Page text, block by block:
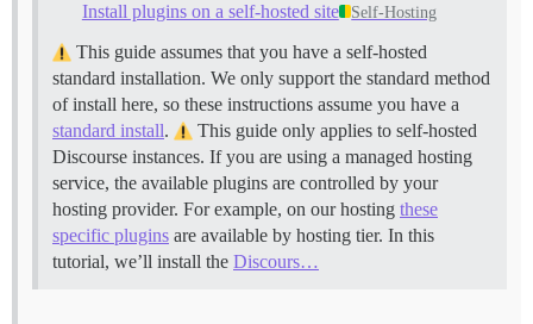
Install plugins on a self-hosted site Self-Hosting
This guide assumes that you have a self-hosted
standard installation. We only support the standard method
of install here, so these instructions assume you have a
standard install.
This guide only applies to self-hosted
Discourse instances. If you are using a managed hosting
service, the available plugins are controlled by your
hosting provider. For example, on our hosting these
specific plugins are available by hosting tier. In this
tutorial, we’ll install the Discours…